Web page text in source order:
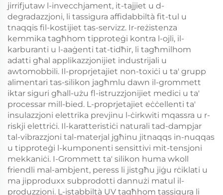
jirrifjutaw l-invecchjament, it-tajjiet u d-
degradazzjoni, li tassigura affidabbiltà fit-tul u
tnaqqis fil-kostijiet tas-servizz. Ir-reżistenza
kemmika tagħhom tipproteġi kontra l-ojli, il-
karburanti u l-aaġenti tat-tidħir, li tagħmilhom
adatti għal applikazzjonijiet industrijali u
awtomobbili. Il-proprjetajiet non-toxiċi u ta' grupp
alimentari tas-silikon jagħmlu dawn il-grommett
iktar siguri għall-użu fl-istruzzjonijiet medici u ta'
processar mill-bied. L-proprjetajiet eċċellenti ta'
insulazzjoni elettrika prevjinu l-ċirkwiti mqassra u r-
riskji elettriċi. Il-karatteristiċi naturali tad-dampjar
tal-vibrazzjoni tal-materjal jgħinu jitnaqqs in-nuqqas
u tipproteġi l-kumponenti sensittivi mit-tensjoni
mekkaniċi. I-Grommett ta' silikon huma wkoll
friendli mal-ambjent, peress li jistgħu jiġu rċiklati u
ma jipproduxx subprodotti dannużi matul il-
produzzjoni. L-istabbiltà UV tagħhom tassigura li